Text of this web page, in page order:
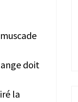
doit
la